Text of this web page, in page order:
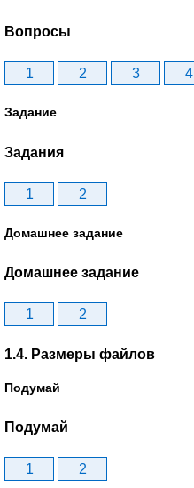
Вопросы
1 2 3 4
Задание
Задания
1 2
Домашнее задание
Домашнее задание
1 2
1.4. Размеры файлов
Подумай
Подумай
1 2